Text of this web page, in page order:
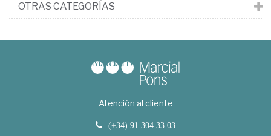
OTRAS CATEGORÍAS
Atención al cliente
(+34) 91 304 33 03